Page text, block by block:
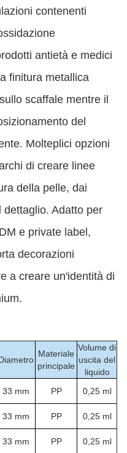
contenenti
antietà e medici
finitura metallica
scaffale mentre il
del
Molteplici opzioni
di creare linee
della pelle, dai
Adatto per
e private label,
decorazioni
a creare un'identità di
Materiale
principale
Volume di
uscita del
liquido
33 mm PP 0,25 ml
33 mm PP 0,25 ml
33 mm PP 0,25 ml